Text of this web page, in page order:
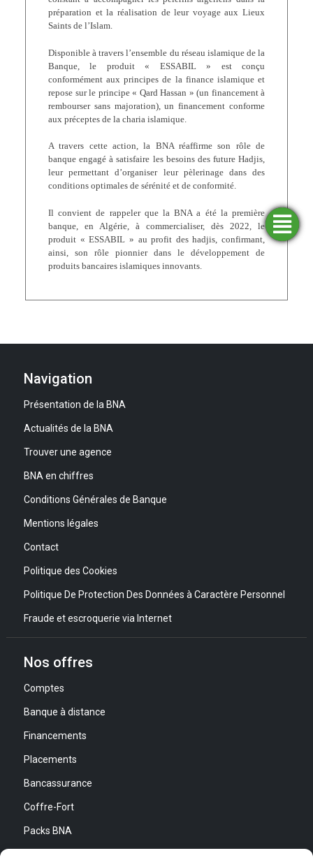
préparation et la réalisation de leur voyage aux Lieux
Saints de l’Islam.
Disponible à travers l’ensemble du réseau islamique de la
Banque, le produit « ESSABIL » est conçu
conformément aux principes de la finance islamique et
repose sur le principe « Qard Hassan » (un financement à
rembourser sans majoration), un financement conforme
aux préceptes de la charia islamique.
A travers cette action, la BNA réaffirme son rôle de
banque engagé à satisfaire les besoins des future Hadjis,
leur permettant d’organiser leur pèlerinage dans des
conditions optimales de sérénité et de conformité.
Il convient de rappeler que la BNA a été la première
banque, en Algérie, à commercialiser, dès 2022, le
produit « ESSABIL » au profit des hadjis, confirmant,
ainsi, son rôle pionnier dans le développement de
produits bancaires islamiques innovants.
Navigation
Présentation de la BNA
Actualités de la BNA
Trouver une agence
BNA en chiffres
Conditions Générales de Banque
Mentions légales
Contact
Politique des Cookies
Politique De Protection Des Données à Caractère Personnel
Fraude et escroquerie via Internet
Nos offres
Comptes
Banque à distance
Financements
Placements
Bancassurance
Coffre-Fort
Packs BNA
Trouver
une
agence
Demander
un
financement
Simulateurs
Ouvrir
un
compte